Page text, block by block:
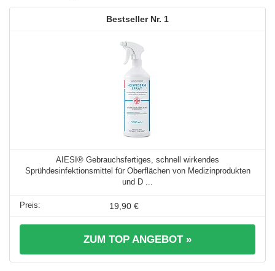
1
AIESI® Gebrauchsfertiges, schnell wirkendes
Sprühdesinfektionsmittel für Oberflächen von Medizinprodukten
und D ...
19,90 €
ZUM TOP ANGEBOT »